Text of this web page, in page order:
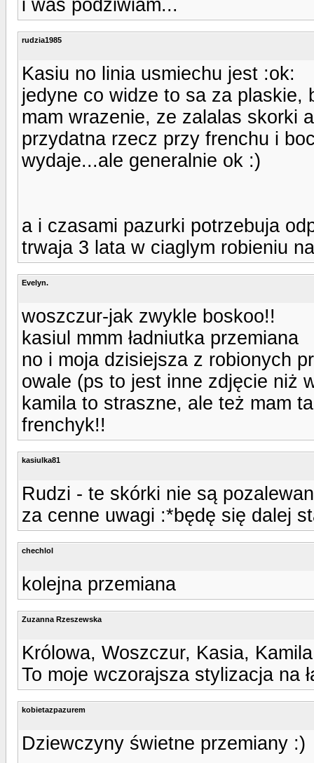
i was podziwiam...
rudzia1985
Kasiu no linia usmiechu jest :ok:
jedyne co widze to sa za plaskie,
mam wrazenie, ze zalalas skorki
przydatna rzecz przy frenchu i
wydaje...ale generalnie ok :)
a i czasami pazurki potrzebuja
trwaja 3 lata w ciaglym robieniu
Evelyn.
woszczur-jak zwykle boskoo!!
kasiul mmm ładniutka przemiana
no i moja dzisiejsza z robionych
owale (ps to jest inne zdjęcie niż
kamila to straszne, ale też mam
frenchyk!!
kasiulka81
Rudzi - te skórki nie są
za cenne uwagi :*będę się dalej
chechlol
kolejna przemiana
Zuzanna Rzeszewska
Królowa, Woszczur, Kasia,
To moje wczorajsza stylizacja na
kobietazpazurem
Dziewczyny świetne przemiany :)